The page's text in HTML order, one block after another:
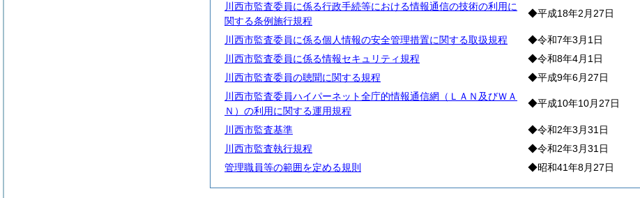
川西市監査委員に係る行政手続等における情報通信の技術の利用に
関する条例施行規程
◆平成18年2月27日
川西市監査委員に係る個人情報の安全管理措置に関する取扱規程 ◆令和7年3月1日
川西市監査委員に係る情報セキュリティ規程
◆令和8年4月1日
川西市監査委員の聴聞に関する規程
◆平成9年6月27日
川西市監査委員ハイパーネット全庁的情報通信網（ＬＡＮ及びＷＡ
Ｎ）の利用に関する運用規程
◆平成10年10月27日
川西市監査基準 ◆令和2年3月31日
川西市監査執行規程
◆令和2年3月31日
管理職員等の範囲を定める規則
◆昭和41年8月27日